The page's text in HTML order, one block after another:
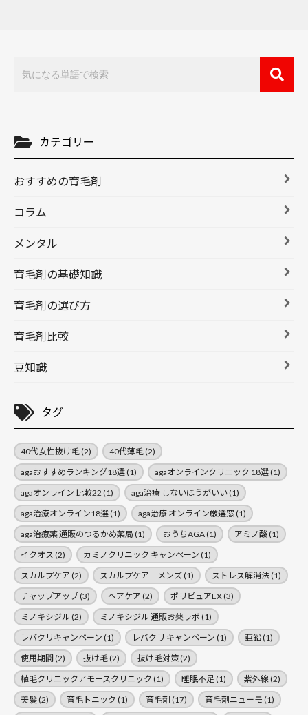
カテゴリー
おすすめの育毛剤
コラム
メンタル
育毛剤の基礎知識
育毛剤の選び方
育毛剤比較
豆知識
タグ
40代女性抜け毛(2) 40代薄毛(2)
agaおすすめランキング18選(1) agaオンラインクリニック 18選(1)
agaオンライン 比較22 (1) aga治療 しないほうがいい(1)
aga治療オンライン18選(1) aga治療 オンライン厳選窓(1)
aga治療薬 通販のつるかめ薬局 (1) おうちAGA(1) アミノ酸(1)
イクオス (2) カミノクリニック キャンペーン (1)
スカルプケア (2) スカルプケア メンズ(1) ストレス解消法(1)
チャップアップ(3) ヘアケア (2) ポリピュアEX(3)
ミノキシジル (2) ミノキシジル 通販お薬ラボ (1)
レバクリキャンペーン (1) レバクリ キャンペーン (1) 亜鉛(1)
使用期間 (2) 抜け毛(2) 抜け毛対策(2)
植毛クリニックアモースクリニック (1) 睡眠不足 (1) 紫外線 (2)
美髪(2) 育毛トニック (1) 育毛剤 (17) 育毛剤ニューモ (1)